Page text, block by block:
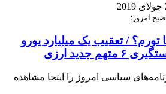
امروز؛
/ تعقیب یک میلیارد یورو
جدید ارزی
سیاسی امروز را اینجا مشاهده